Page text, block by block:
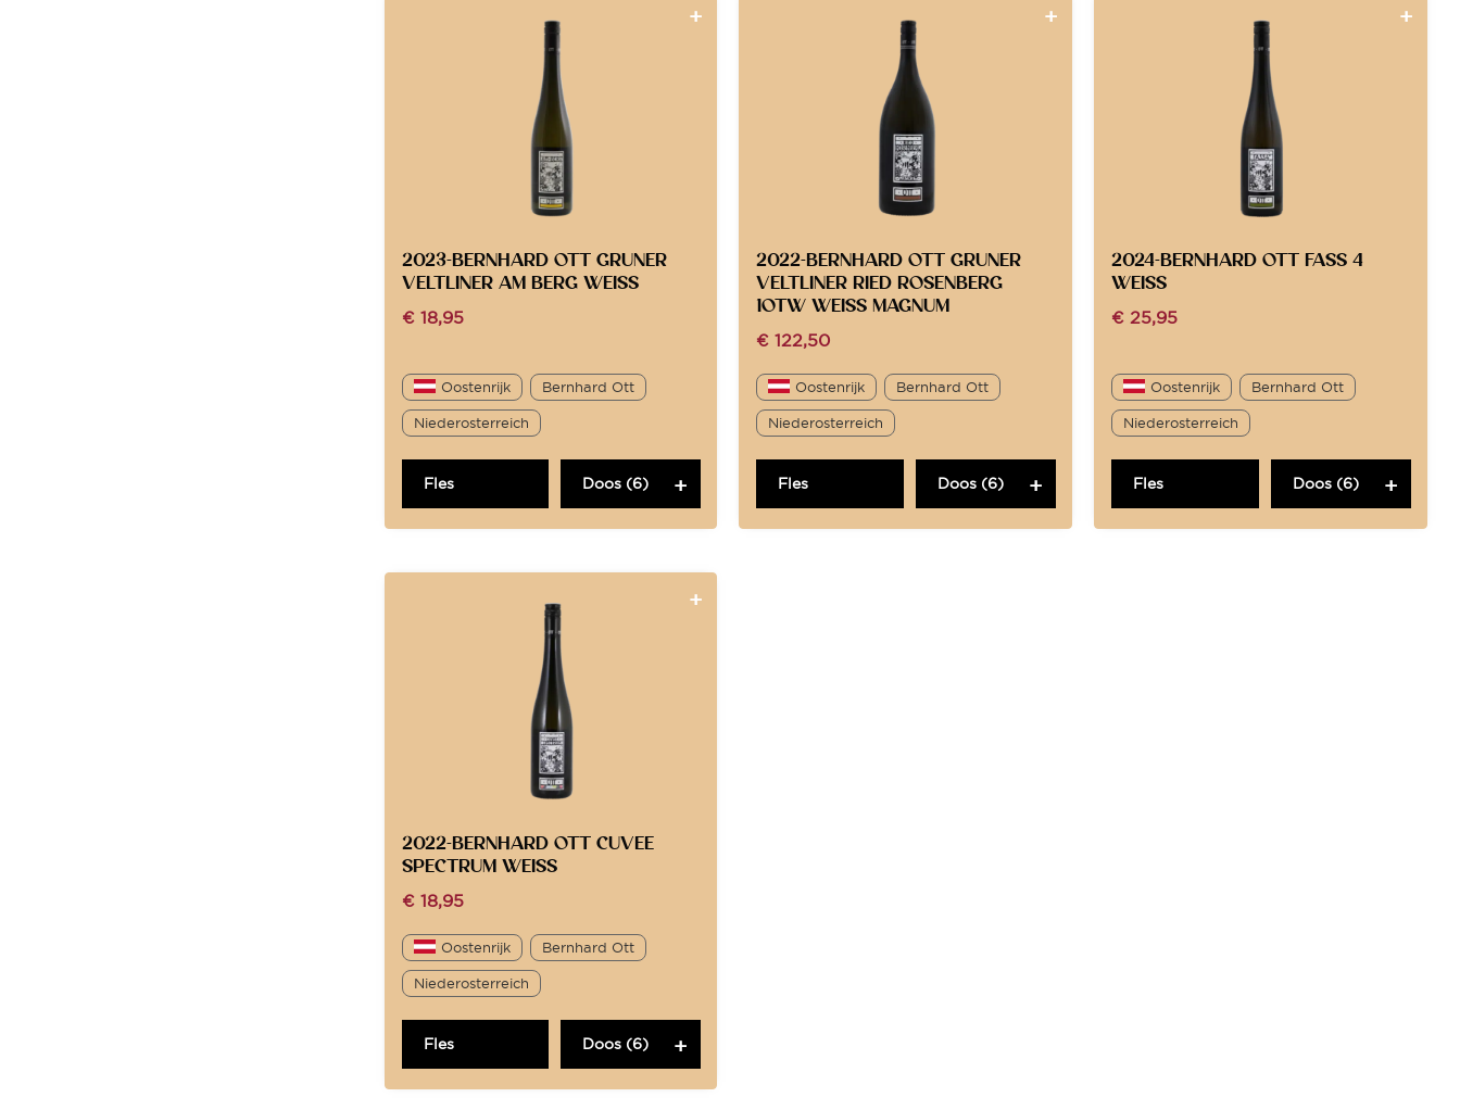
2023-BERNHARD OTT GRUNER
VELTLINER AM BERG WEISS
€18,95
Oostenrijk Bernhard Ott
Niederosterreich
Fles Doos (6)
2022-BERNHARD OTT GRUNER
VELTLINER RIED ROSENBERG
1OTW WEISS MAGNUM
€ 122,50
Oostenrijk Bernhard Ott
Niederosterreich
Fles Doos (6)
2024-BERNHARD OTT FASS 4
WEISS
€ 25,95
Oostenrijk Bernhard Ott
Niederosterreich
Fles Doos (6)
2022-BERNHARD OTT CUVEE
SPECTRUM WEISS
€18,95
Oostenrijk Bernhard Ott
Niederosterreich
Fles Doos (6)